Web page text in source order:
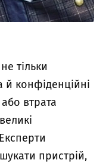
тільки
й конфіденційні
втрата
пристрій,